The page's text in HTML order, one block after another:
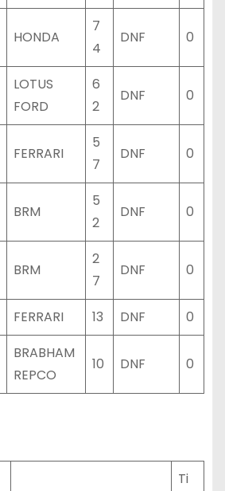
HONDA
7
4
DNF 0
LOTUS
FORD
6
2
DNF 0
FERRARI
5
7
DNF 0
BRM
5
2
DNF 0
BRM
2
7
DNF 0
FERRARI 13 DNF
0
BRABHAM
REPCO
10 DNF 0
Ti